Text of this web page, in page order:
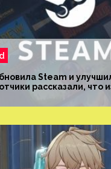
Steam и
рассказали, что